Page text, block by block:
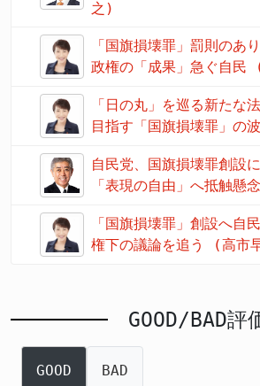
之)
「国旗損壊罪」罰則の
政権の「成果」急ぐ自民
「日の丸」を巡る新たな
目指す「国旗損壊罪」の
自民党、国旗損壊罪創設
「表現の自由」へ抵触
「国旗損壊罪」創設へ自
権下の議論を追う (高市
GOOD/BAD評
GOOD BAD